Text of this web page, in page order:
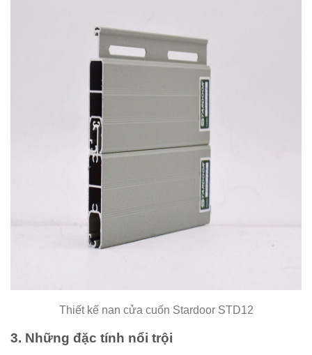
Thiết kế nan cửa cuốn Stardoor STD12
3. Những đặc tính nổi trội